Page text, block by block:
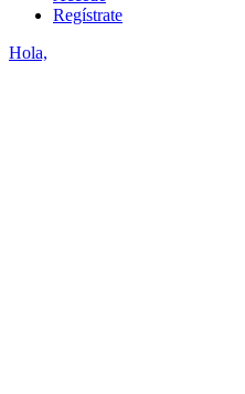
Regístrate
Hola,